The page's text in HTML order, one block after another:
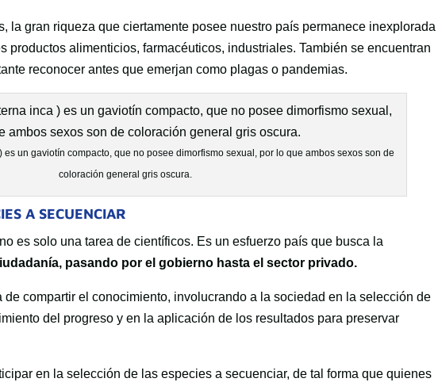
la gran riqueza que ciertamente posee nuestro país permanece inexplorada
productos alimenticios, farmacéuticos, industriales. También se encuentran
reconocer antes que emerjan como plagas o pandemias.
un gaviotín compacto, que no posee dimorfismo sexual, por lo que ambos sexos son de
coloración general gris oscura.
A SECUENCIAR
es solo una tarea de científicos. Es un esfuerzo país que busca la
pasando por el gobierno hasta el sector privado.
de compartir el conocimiento, involucrando a la sociedad en la selección de
del progreso y en la aplicación de los resultados para preservar
en la selección de las especies a secuenciar, de tal forma que quienes